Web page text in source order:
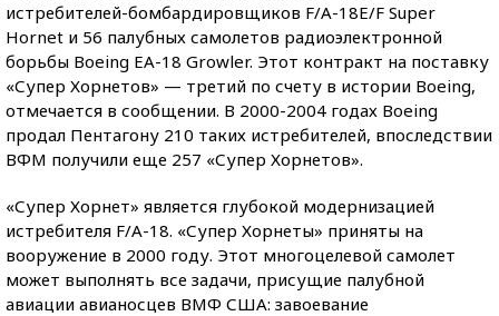
истребителей-бомбардировщиков F/A-18E/F Super
Hornet и 56 палубных самолетов радиоэлектронной
борьбы Boeing EA-18 Growler. Этот контракт на поставку
«Супер Хорнетов» — третий по счету в истории Boeing,
отмечается в сообщении. В 2000-2004 годах Boeing
продал Пентагону 210 таких истребителей, впоследствии
ВФМ получили еще 257 «Супер Хорнетов».
«Супер Хорнет» является глубокой модернизацией
истребителя F/A-18. «Супер Хорнеты» приняты на
вооружение в 2000 году. Этот многоцелевой самолет
может выполнять все задачи, присущие палубной
авиации авианосцев ВМФ США: завоевание